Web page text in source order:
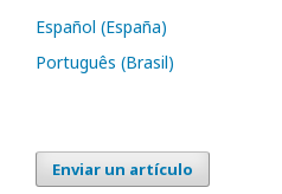
Español (España)
Português (Brasil)
Enviar un artículo